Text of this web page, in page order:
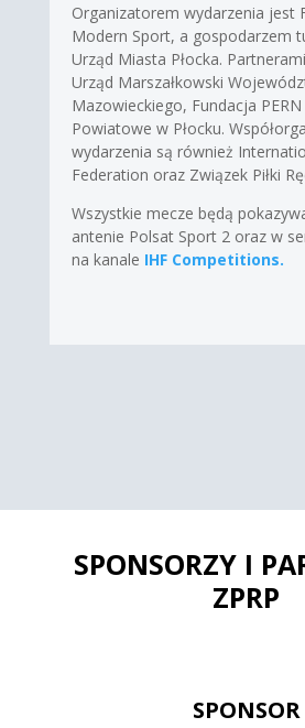
Organizatorem wydarzenia jest
Modern Sport, a gospodarzem
Urząd Miasta Płocka.
Urząd Marszałkowski
Mazowieckiego, Fundacja
Powiatowe w Płocku.
wydarzenia są również
Federation oraz Związek Piłki
Wszystkie mecze będą
antenie Polsat Sport 2 oraz w
na kanale IHF Competitions.
SPONSORZY I
ZPRP
SPONSOR